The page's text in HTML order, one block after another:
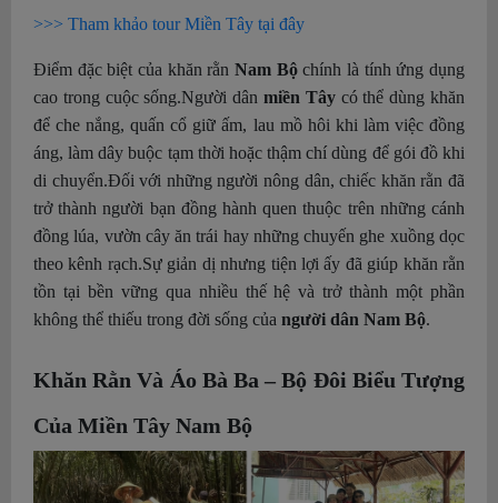
>>> Tham khảo tour Miền Tây tại đây
Điểm đặc biệt của khăn rằn Nam Bộchính là tính ứng dụng
cao trong cuộc sống.Người dân miền Tâycó thể dùng khăn
để che nắng, quấn cổ giữ ấm, lau mồ hôi khi làm việc đồng
áng, làm dây buộc tạm thời hoặc thậm chí dùng để gói đồ khi
di chuyển.Đối với những người nông dân, chiếc khăn rằn đã
trở thành người bạn đồng hành quen thuộc trên những cánh
đồng lúa, vườn cây ăn trái hay những chuyến ghe xuồng dọc
theo kênh rạch.Sự giản dị nhưng tiện lợi ấy đã giúp khăn rằn
tồn tại bền vững qua nhiều thế hệ và trở thành một phần
không thể thiếu trong đời sống của người dân Nam Bộ.
Khăn Rằn Và Áo Bà Ba – Bộ Đôi Biểu Tượng
Của Miền Tây Nam Bộ